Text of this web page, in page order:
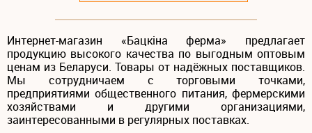
Интернет-магазин «Бацкіна ферма» предлагает
продукцию высокого качества по выгодным оптовым
ценам из Беларуси. Товары от надёжных поставщиков.
Мы сотрудничаем с торговыми точками,
предприятиями общественного питания, фермерскими
хозяйствами и другими организациями,
заинтересованными в регулярных поставках.